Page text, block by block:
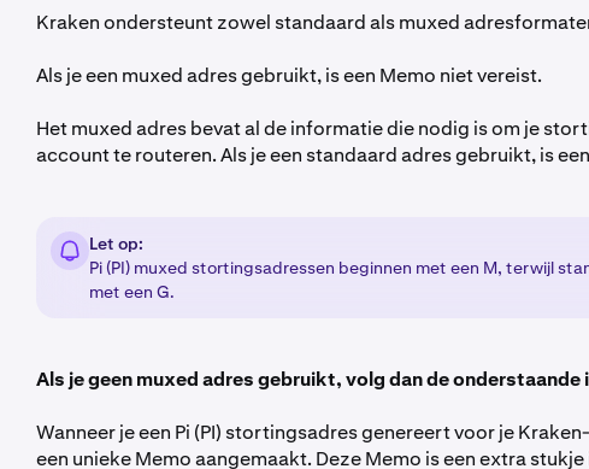
Kraken ondersteunt zowel standaard als muxed
Als je een muxed adres gebruikt, is een Memo niet vereist.
Het muxed adres bevat al de informatie die nodig is om je
account te routeren. Als je een standaard adres gebruikt, is
Let op:
Pi (PI) muxed stortingsadressen beginnen met een M, terwijl
met een G.
Als je geen muxed adres gebruikt, volg dan de
Wanneer je een Pi (PI) stortingsadres genereert voor je
een unieke Memo aangemaakt. Deze Memo is een extra